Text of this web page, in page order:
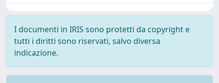
I documenti in IRIS sono protetti da copyright e
tutti i diritti sono riservati, salvo diversa
indicazione.